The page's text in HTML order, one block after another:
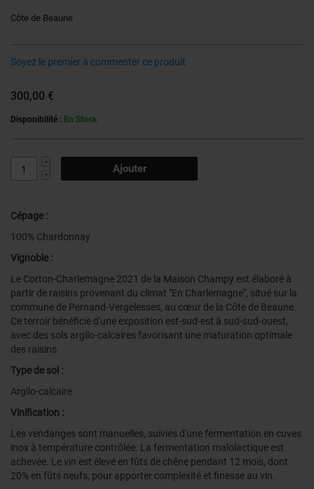
Côte de Beaune
Soyez le premier à commenter ce produit
300,00 €
Disponibilité : En Stock
Ajouter
Cépage :
100% Chardonnay
Vignoble :
Le Corton-Charlemagne 2021 de la Maison Champy est élaboré à
partir de raisins provenant du climat "En Charlemagne", situé sur la
commune de Pernand-Vergelesses, au cœur de la Côte de Beaune.
Ce terroir bénéficie d'une exposition est-sud-est à sud-sud-ouest,
avec des sols argilo-calcaires favorisant une maturation optimale
des raisins.
Type de sol :
Argilo-calcaire
Vinification :
Les vendanges sont manuelles, suivies d'une fermentation en cuves
inox à température contrôlée. La fermentation malolactique est
achevée. Le vin est élevé en fûts de chêne pendant 12 mois, dont
20% en fûts neufs, pour apporter complexité et finesse au vin.
of
gallery